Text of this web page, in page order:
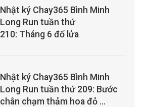
Nhật ký Chay365 Bình Minh
Long Run tuần thứ
210: Tháng 6 đổ lửa
Nhật ký Chay365 Bình Minh
Long Run tuần thứ 209: Bước
chân chạm thảm hoa đỏ …